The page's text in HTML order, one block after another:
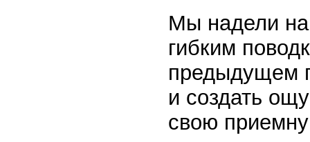
Мы надели
гибким
предыдущем
и создать
свою